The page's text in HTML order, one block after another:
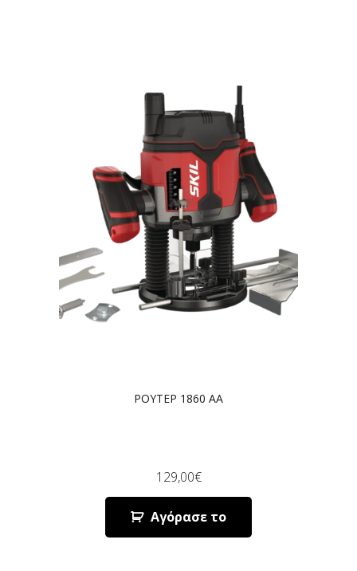
ΡΟΥΤΕΡ 1860 AA
129,00€
Αγόρασε το